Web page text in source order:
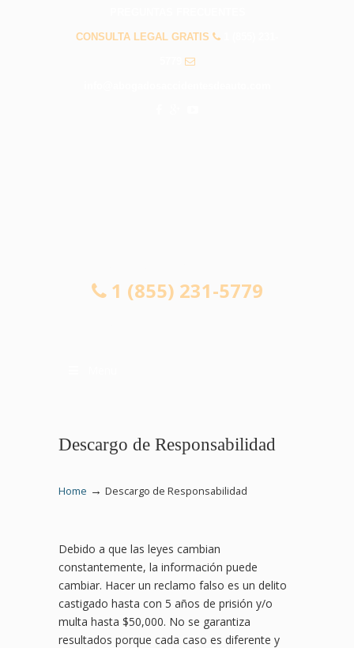
CONSULTA LEGAL GRATIS
1 (855) 231-5779
Descargo de Responsabilidad
Home → Descargo de Responsabilidad
Debido a que las leyes cambian
constantemente, la información puede
cambiar. Hacer un reclamo falso es un delito
castigado hasta con 5 años de prisión y/o
multa hasta $50,000. No se garantiza
resultados porque cada caso es diferente y